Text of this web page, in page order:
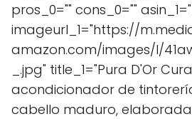
pros_0="" cons_0=""
imageurl_1="https://
amazon.com/images/I/
_.jpg" title_1="Pura D'Or
acondicionador de
cabello maduro,